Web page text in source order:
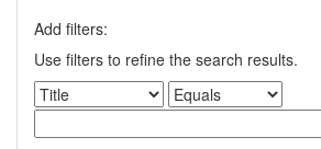
Add filters:
Use filters to refine the search results.